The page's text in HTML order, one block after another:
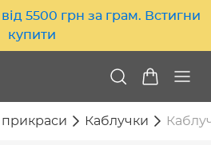
5500 грн за грам. Встигни
купити
прикраси Каблучки